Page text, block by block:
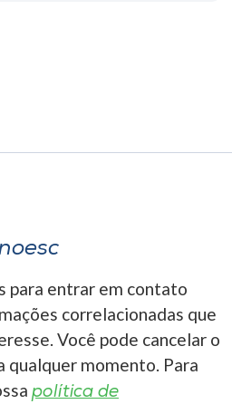
para entrar em contato
correlacionadas que
Você pode cancelar o
qualquer momento. Para
política de